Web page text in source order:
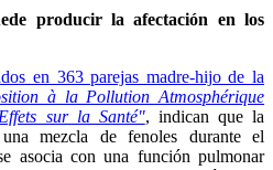
producir la afectación en los
en 363 parejas madre-hijo de la
à la Pollution Atmosphérique
sur la Santé", indican que la
mezcla de fenoles durante el
asocia con una función pulmonar